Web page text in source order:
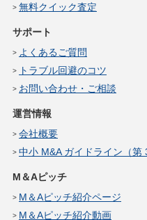
無料クイック査定
サポート
よくあるご質問
トラブル回避のコツ
お問い合わせ・ご相談
運営情報
会社概要
中小 M&A ガイドライン（第
M＆Aピッチ
M＆Aピッチ紹介ページ
M＆Aピッチ紹介動画